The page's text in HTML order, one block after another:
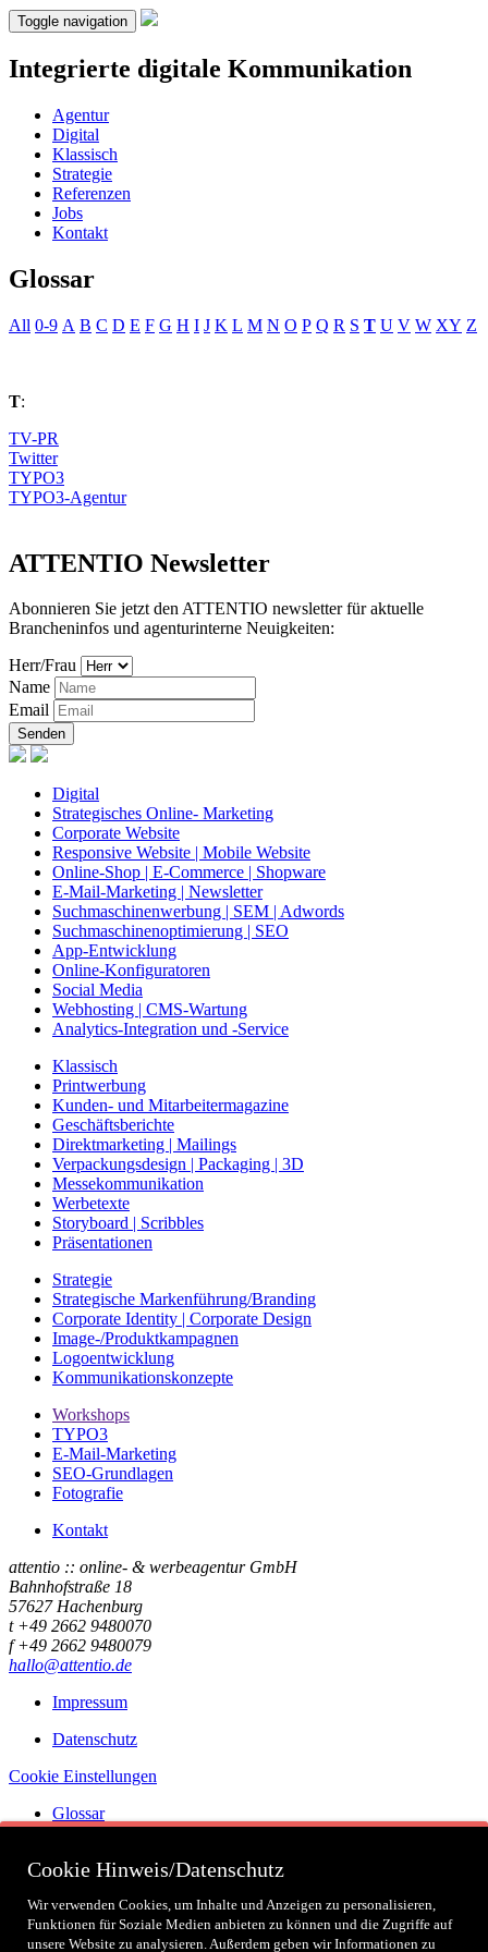
Toggle navigation
Integrierte digitale Kommunikation
Agentur
Digital
Klassisch
Strategie
Referenzen
Jobs
Kontakt
Glossar
All 0-9 A B C D E F G H I J K L M N O P Q R S T U V W XY Z
T:
TV-PR
Twitter
TYPO3
TYPO3-Agentur
ATTENTIO Newsletter
Abonnieren Sie jetzt den ATTENTIO newsletter für aktuelle
Brancheninfos und agenturinterne Neuigkeiten:
Herr/Frau
Name
Email
Senden
Digital
Strategisches Online- Marketing
Corporate Website
Responsive Website | Mobile Website
Online-Shop | E-Commerce | Shopware
E-Mail-Marketing | Newsletter
Suchmaschinenwerbung | SEM | Adwords
Suchmaschinenoptimierung | SEO
App-Entwicklung
Online-Konfiguratoren
Social Media
Webhosting | CMS-Wartung
Analytics-Integration und -Service
Klassisch
Printwerbung
Kunden- und Mitarbeitermagazine
Geschäftsberichte
Direktmarketing | Mailings
Verpackungsdesign | Packaging | 3D
Messekommunikation
Werbetexte
Storyboard | Scribbles
Präsentationen
Strategie
Strategische Markenführung/Branding
Corporate Identity | Corporate Design
Image-/Produktkampagnen
Logoentwicklung
Kommunikationskonzepte
Workshops
TYPO3
E-Mail-Marketing
SEO-Grundlagen
Fotografie
Kontakt
attentio :: online- & werbeagentur GmbH
Bahnhofstraße 18
57627 Hachenburg
t +49 2662 9480070
f +49 2662 9480079
hallo@attentio.de
Impressum
Datenschutz
Cookie Einstellungen
Glossar
Social
Cookie Hinweis/Datenschutz
Wir verwenden Cookies, um Inhalte und Anzeigen zu personalisieren,
Funktionen für Soziale Medien anbieten zu können und die Zugriffe auf
unsere Website zu analysieren. Außerdem geben wir Informationen zu